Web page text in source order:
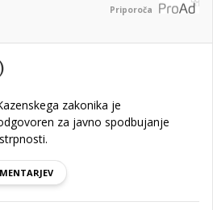
Priporoča
zakonika je
za javno spodbujanje